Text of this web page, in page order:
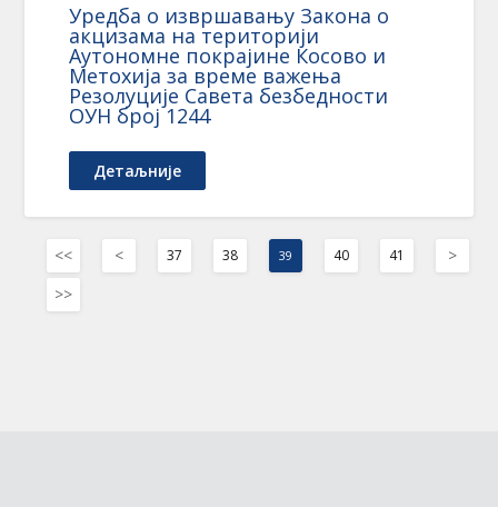
Уредба о извршавању Закона о
акцизама на територији
Аутономне покрајине Косово и
Метохија за време важења
Резолуције Савета безбедности
ОУН број 1244
Детаљније
<< < 37 38 39 40 41
>
>>